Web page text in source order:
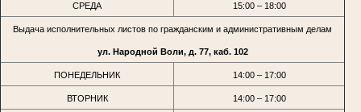
СРЕДА 15:00 – 18:00
Выдача исполнительных листов по гражданским и административным делам
ул. Народной Воли, д. 77, каб. 102
ПОНЕДЕЛЬНИК 14:00 – 17:00
ВТОРНИК 14:00 – 17:00